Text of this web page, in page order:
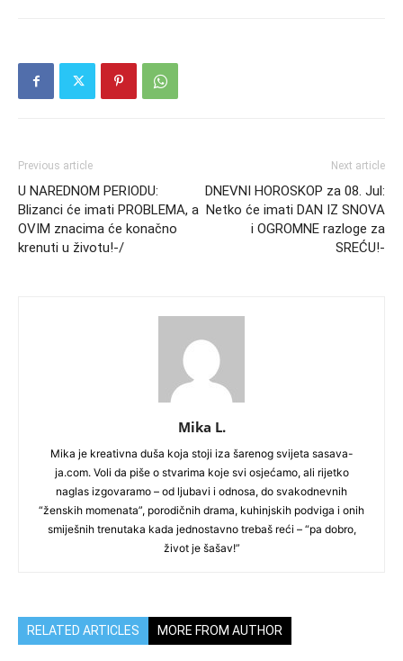
Previous article
U NAREDNOM PERIODU:
Blizanci će imati PROBLEMA, a
OVIM znacima će konačno
krenuti u životu!-/
Next article
DNEVNI HOROSKOP za 08. Jul:
Netko će imati DAN IZ SNOVA
i OGROMNE razloge za
SREĆU!-
Mika L.
Mika je kreativna duša koja stoji iza šarenog svijeta sasava-
ja.com. Voli da piše o stvarima koje svi osjećamo, ali rijetko
naglas izgovaramo – od ljubavi i odnosa, do svakodnevnih
“ženskih momenata”, porodičnih drama, kuhinjskih podviga i onih
smiješnih trenutaka kada jednostavno trebaš reći – “pa dobro,
život je šašav!”
RELATED ARTICLES MORE FROM AUTHOR